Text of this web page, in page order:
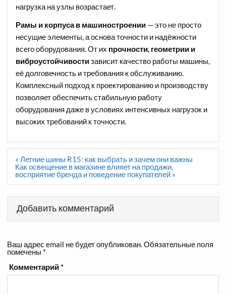
нагрузка на узлы возрастает.
Рамы и корпуса в машиностроении — это не просто
несущие элементы, а основа точности и надёжности
всего оборудования. От их прочности, геометрии и
виброустойчивостизависит качество работы машины,
её долговечность и требования к обслуживанию.
Комплексный подход к проектированию и производству
позволяет обеспечить стабильную работу
оборудования даже в условиях интенсивных нагрузок и
высоких требований к точности.
Навигация
по
записям
« Летние шины R15: как выбрать и зачем они важны
Как освещение в магазине влияет на продажи,
восприятие бренда и поведение покупателей »
Добавить комментарий
Ваш адрес email не будет опубликован.Обязательные поля
помечены *
Комментарий*